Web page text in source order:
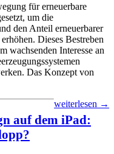
für erneuerbare
um die
den Anteil erneuerbarer
Dieses Bestreben
wachsenden Interesse an
Das Konzept von
weiterlesen →
auf dem iPad: